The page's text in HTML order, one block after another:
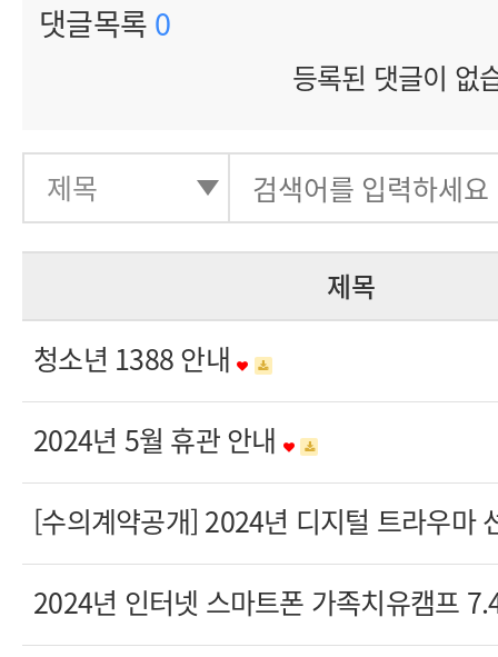
댓글목록 0
등록된 댓글이 없
제목
청소년 1388 안내
2024년 5월 휴관 안내
[수의계약공개] 2024년 디지털 트라우
2024년 인터넷 스마트폰 가족치유캠프